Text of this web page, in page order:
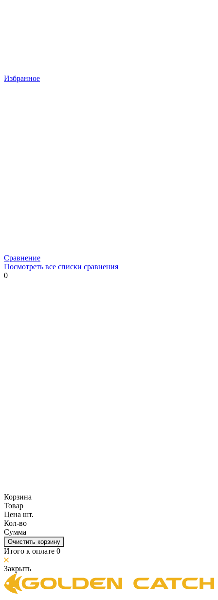
Избранное
Сравнение
Посмотреть все списки сравнения
0
Корзина
Товар
Цена шт.
Кол-во
Сумма
Очистить корзину
Итого к оплате 0
Закрыть